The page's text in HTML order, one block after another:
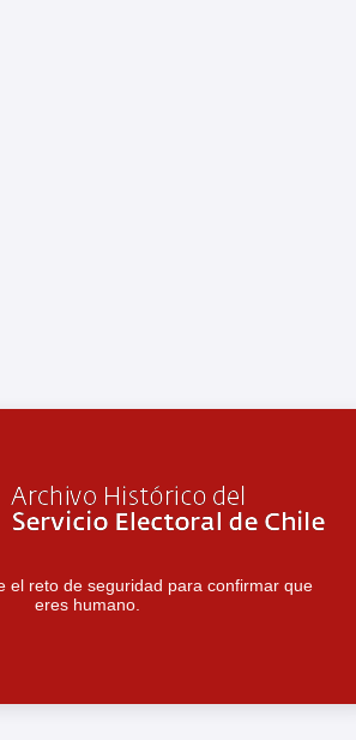
el reto de seguridad para confirmar que
eres humano.